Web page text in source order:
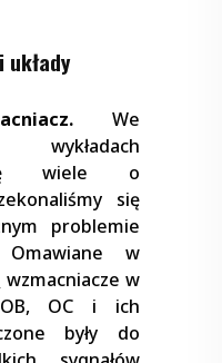
We
wiele o
się
problemie
Omawiane w
wzmacniacze w
OB, OC i ich
były do